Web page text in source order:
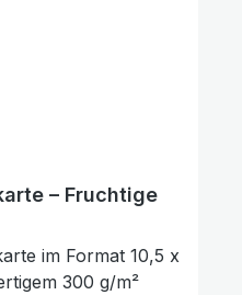
– Fruchtige
im Format 10,5 x
300 g/m²